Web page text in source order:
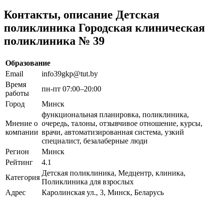
Контакты, описание Детская
поликлиника Городская клиническая
поликлиника № 39
Образование
Email
info39gkp@tut.by
Время
работы
пн-пт 07:00–20:00
Город
Минск
Мнение о
компании
функциональная планировка, поликлиника,
очередь, талоны, отзывчивое отношение, курсы,
врачи, автоматизированная система, узкий
специалист, безалаберные люди
Регион
Минск
Рейтинг
4.1
Категория
Детская поликлиника, Медцентр, клиника,
Поликлиника для взрослых
Адрес
Каролинская ул., 3, Минск, Беларусь